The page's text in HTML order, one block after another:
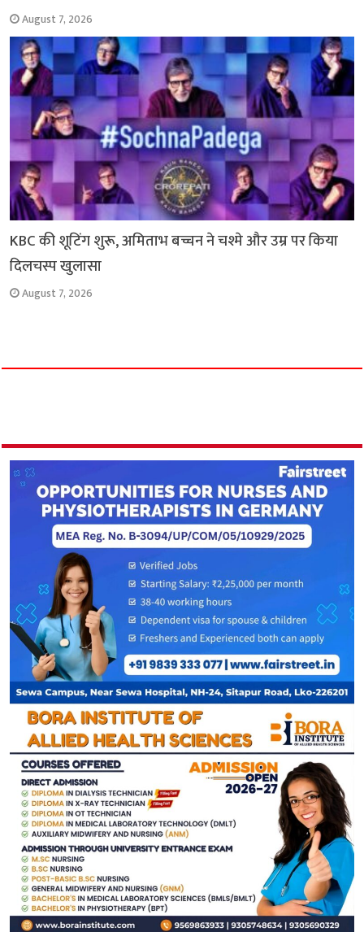
August 7, 2026
KBC की शूटिंग शुरू, अमिताभ बच्चन ने चश्मे और उम्र पर किया
दिलचस्प खुलासा
August 7, 2026